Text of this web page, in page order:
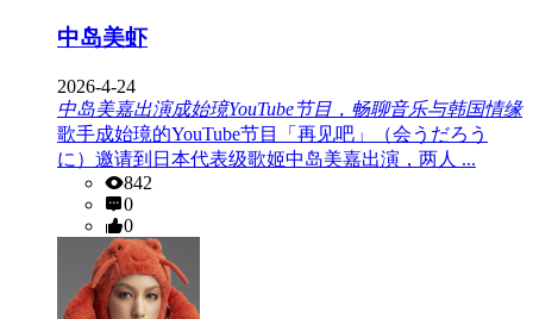
中岛美虾
2026-4-24
中岛美嘉出演成始璄YouTube节目，畅聊音乐与韩国情缘
歌手成始璄的YouTube节目「再见吧」（会うだろう
に）邀请到日本代表级歌姬中岛美嘉出演，两人 ...
842
0
0